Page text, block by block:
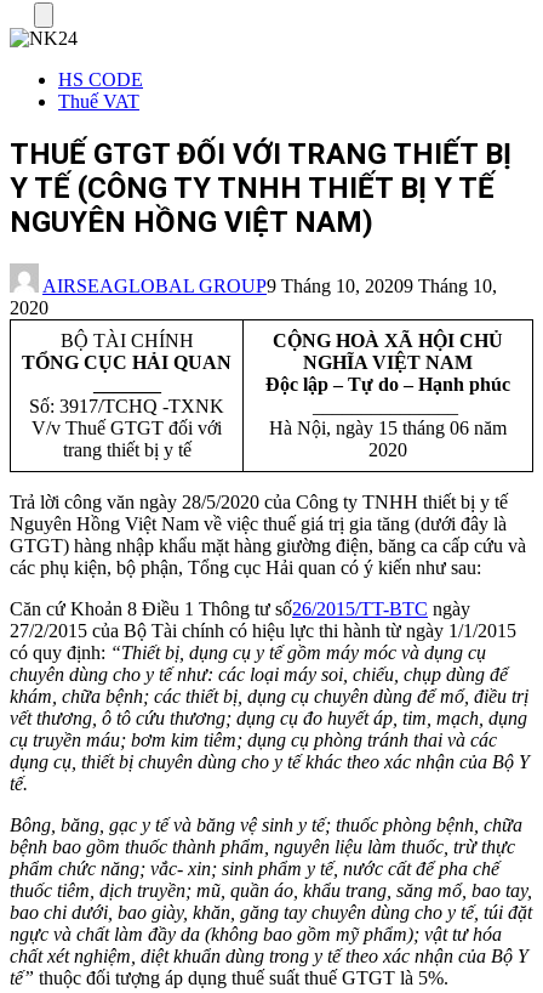
HS CODE
Thuế VAT
THUẾ GTGT ĐỐI VỚI TRANG THIẾT BỊ
Y TẾ (CÔNG TY TNHH THIẾT BỊ Y TẾ
NGUYÊN HỒNG VIỆT NAM)
AIRSEAGLOBAL GROUP9 Tháng 10, 20209 Tháng 10,
2020
BỘ TÀI CHÍNH
TỔNG CỤC HẢI QUAN
Số: 3917/TCHQ -TXNK
V/v Thuế GTGT đối với
trang thiết bị y tế
CỘNG HOÀ XÃ HỘI CHỦ
NGHĨA VIỆT NAM
Độc lập – Tự do – Hạnh phúc
Hà Nội, ngày 15 tháng 06 năm
2020
Trả lời công văn ngày 28/5/2020 của Công ty TNHH thiết bị y tế
Nguyên Hồng Việt Nam về việc thuế giá trị gia tăng (dưới đây là
GTGT) hàng nhập khẩu mặt hàng giường điện, băng ca cấp cứu và
các phụ kiện, bộ phận, Tổng cục Hải quan có ý kiến như sau:
Căn cứ Khoản 8 Điều 1 Thông tư số26/2015/TT-BTC ngày
27/2/2015 của Bộ Tài chính có hiệu lực thi hành từ ngày 1/1/2015
có quy định: “Thiết bị, dụng cụ y tế gồm máy móc và dụng cụ
chuyên dùng cho y tế như: các loại máy soi, chiếu, chụp dùng để
khám, chữa bệnh; các thiết bị, dụng cụ chuyên dùng để mổ, điều trị
vết thương, ô tô cứu thương; dụng cụ đo huyết áp, tim, mạch, dụng
cụ truyền máu; bơm kim tiêm; dụng cụ phòng tránh thai và các
dụng cụ, thiết bị chuyên dùng cho y tế khác theo xác nhận của Bộ Y
tế.
Bông, băng, gạc y tế và băng vệ sinh y tế; thuốc phòng bệnh, chữa
bệnh bao gồm thuốc thành phẩm, nguyên liệu làm thuốc, trừ thực
phẩm chức năng; vắc- xin; sinh phẩm y tế, nước cất để pha chế
thuốc tiêm, dịch truyền; mũ, quần áo, khẩu trang, săng mổ, bao tay,
bao chi dưới, bao giày, khăn, găng tay chuyên dùng cho y tế, túi đặt
ngực và chất làm đầy da (không bao gồm mỹ phẩm); vật tư hóa
chất xét nghiệm, diệt khuẩn dùng trong y tế theo xác nhận của Bộ Y
tế” thuộc đối tượng áp dụng thuế suất thuế GTGT là 5%.